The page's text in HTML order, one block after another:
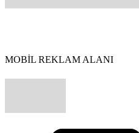
MOBİL REKLAM ALANI